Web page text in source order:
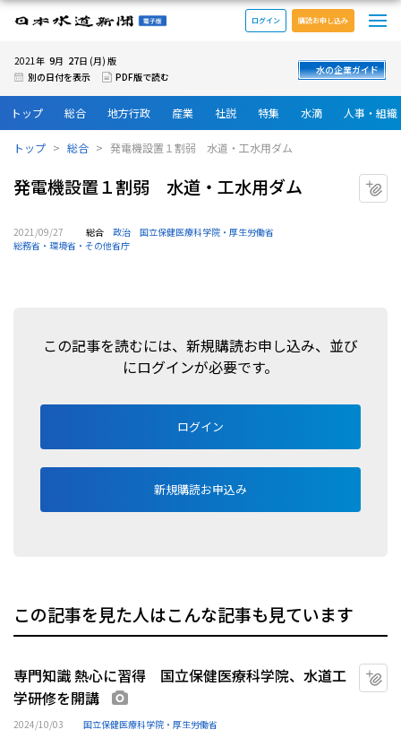
日本水道新聞 電子版
ログイン 購読お申し込み
2021年 9月 27日 (月) 版
別の日付を表示
PDF版で読む
水の企業ガイド
トップ 総合 地方行政 産業 社説 特集 水滴 人事・組織
トップ 総合 発電機設置１割弱 水道・工水用ダム
発電機設置１割弱 水道・工水用ダム
2021/09/27 総合 政治
国立保健医療科学院・厚生労働省
総務省・環境省・その他省庁
この記事を読むには、新規購読お申し込み、並び
にログインが必要です。
ログイン
新規購読お申込み
この記事を見た人はこんな記事も見ています
専門知識 熱心に習得 国立保健医療科学院、水道工
学研修を開講
2024/10/03 国立保健医療科学院・厚生労働省